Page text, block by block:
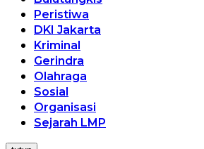
Peristiwa
DKI Jakarta
Kriminal
Gerindra
Olahraga
Sosial
Organisasi
Sejarah LMP